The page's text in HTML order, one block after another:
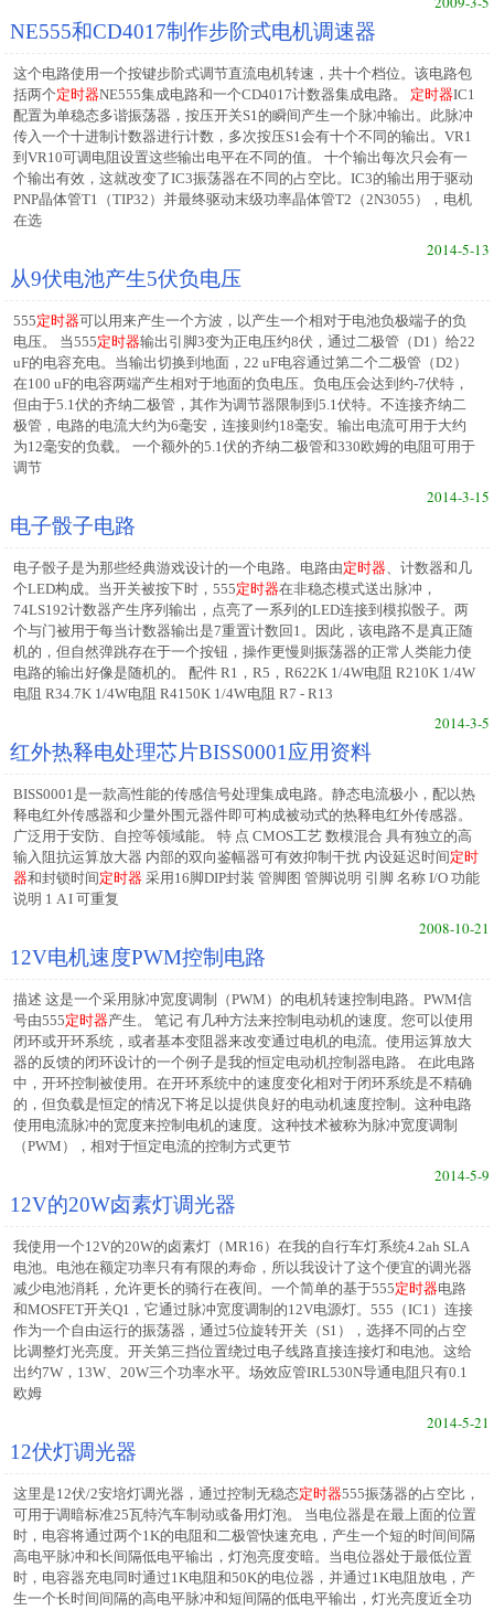
NE555和CD4017制作步阶式电机调速器
这个电路使用一个按键步阶式调节直流电机转速，共十个档位。该电路包
括两个定时器NE555集成电路和一个CD4017计数器集成电路。 定时器IC1
配置为单稳态多谐振荡器，按压开关S1的瞬间产生一个脉冲输出。此脉冲
传入一个十进制计数器进行计数，多次按压S1会有十个不同的输出。VR1
到VR10可调电阻设置这些输出电平在不同的值。 十个输出每次只会有一
个输出有效，这就改变了IC3振荡器在不同的占空比。IC3的输出用于驱动
PNP晶体管T1（TIP32）并最终驱动末级功率晶体管T2（2N3055），电机
在选
2014-5-13
从9伏电池产生5伏负电压
555定时器可以用来产生一个方波，以产生一个相对于电池负极端子的负
电压。 当555定时器输出引脚3变为正电压约8伏，通过二极管（D1）给22
uF的电容充电。当输出切换到地面，22 uF电容通过第二个二极管（D2）
在100 uF的电容两端产生相对于地面的负电压。负电压会达到约-7伏特，
但由于5.1伏的齐纳二极管，其作为调节器限制到5.1伏特。不连接齐纳二
极管，电路的电流大约为6毫安，连接则约18毫安。输出电流可用于大约
为12毫安的负载。 一个额外的5.1伏的齐纳二极管和330欧姆的电阻可用于
调节
2014-3-15
电子骰子电路
电子骰子是为那些经典游戏设计的一个电路。电路由定时器 、计数器和几
个LED构成。当开关被按下时，555定时器在非稳态模式送出脉冲，
74LS192计数器产生序列输出，点亮了一系列的LED连接到模拟骰子。两
个与门被用于每当计数器输出是7重置计数回1。因此，该电路不是真正随
机的，但自然弹跳存在于一个按钮，操作更慢则振荡器的正常人类能力使
电路的输出好像是随机的。 配件 R1，R5，R622K 1/4W电阻 R210K 1/4W
电阻 R34.7K 1/4W电阻 R4150K 1/4W电阻 R7 - R13
2014-3-5
红外热释电处理芯片BISS0001应用资料
BISS0001是一款高性能的传感信号处理集成电路。静态电流极小，配以热
释电红外传感器和少量外围元器件即可构成被动式的热释电红外传感器。
广泛用于安防、自控等领域能。 特 点 CMOS工艺 数模混合 具有独立的高
输入阻抗运算放大器 内部的双向鉴幅器可有效抑制干扰 内设延迟时间定时
器和封锁时间定时器 采用16脚DIP封装 管脚图 管脚说明 引脚 名称 I/O 功能
说明 1 A I 可重复
2008-10-21
12V电机速度PWM控制电路
描述 这是一个采用脉冲宽度调制（PWM）的电机转速控制电路。PWM信
号由555定时器产生。 笔记 有几种方法来控制电动机的速度。您可以使用
闭环或开环系统，或者基本变阻器来改变通过电机的电流。使用运算放大
器的反馈的闭环设计的一个例子是我的恒定电动机控制器电路。 在此电路
中，开环控制被使用。在开环系统中的速度变化相对于闭环系统是不精确
的，但负载是恒定的情况下将足以提供良好的电动机速度控制。这种电路
使用电流脉冲的宽度来控制电机的速度。这种技术被称为脉冲宽度调制
（PWM），相对于恒定电流的控制方式更节
2014-5-9
12V的20W卤素灯调光器
我使用一个12V的20W的卤素灯（MR16）在我的自行车灯系统4.2ah SLA
电池。电池在额定功率只有有限的寿命，所以我设计了这个便宜的调光器
减少电池消耗，允许更长的骑行在夜间。一个简单的基于555定时器电路
和MOSFET开关Q1，它通过脉冲宽度调制的12V电源灯。555（IC1）连接
作为一个自由运行的振荡器，通过5位旋转开关（S1），选择不同的占空
比调整灯光亮度。开关第三挡位置绕过电子线路直接连接灯和电池。这给
出约7W，13W、20W三个功率水平。场效应管IRL530N导通电阻只有0.1
欧姆
2014-5-21
12伏灯调光器
这里是12伏/2安培灯调光器，通过控制无稳态定时器555振荡器的占空比，
可用于调暗标准25瓦特汽车制动或备用灯泡。 当电位器是在最上面的位置
时，电容将通过两个1K的电阻和二极管快速充电，产生一个短的时间间隔
高电平脉冲和长间隔低电平输出，灯泡亮度变暗。当电位器处于最低位置
时，电容器充电同时通过1K电阻和50K的电位器，并通过1K电阻放电，产
生一个长时间间隔的高电平脉冲和短间隔的低电平输出，灯光亮度近全功